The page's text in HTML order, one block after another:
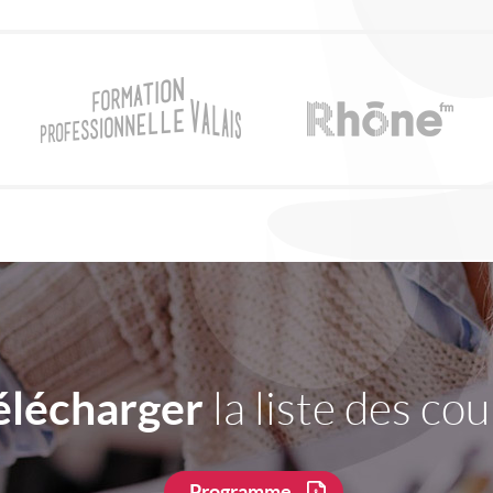
la liste des